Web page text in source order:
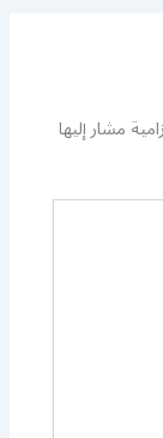
مشار إليها